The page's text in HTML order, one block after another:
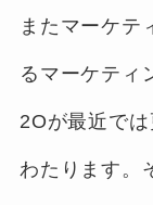
またマーケテ
るマーケティ
2Oが最近で
わたります。